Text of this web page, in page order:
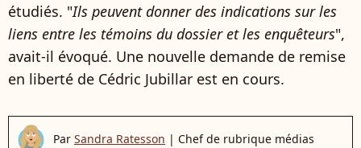
étudiés. "Ils peuvent donner des indications sur les
liens entre les témoins du dossier et les enquêteurs",
avait-il évoqué. Une nouvelle demande de remise
en liberté de Cédric Jubillar est en cours.
Par Sandra Ratesson | Chef de rubrique médias